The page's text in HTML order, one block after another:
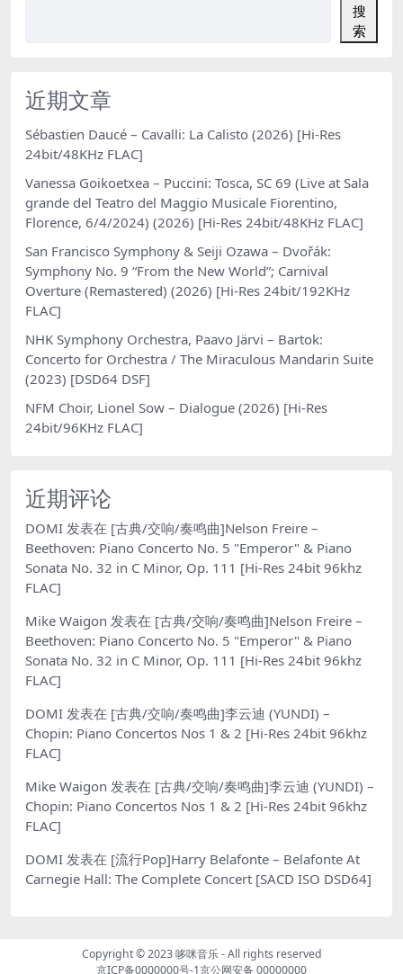
搜
索
近期文章
Sébastien Daucé – Cavalli: La Calisto (2026) [Hi-Res
24bit/48KHz FLAC]
Vanessa Goikoetxea – Puccini: Tosca, SC 69 (Live at Sala
grande del Teatro del Maggio Musicale Fiorentino,
Florence, 6/4/2024) (2026) [Hi-Res 24bit/48KHz FLAC]
San Francisco Symphony & Seiji Ozawa – Dvořák:
Symphony No. 9 “From the New World”; Carnival
Overture (Remastered) (2026) [Hi-Res 24bit/192KHz
FLAC]
NHK Symphony Orchestra, Paavo Järvi – Bartok:
Concerto for Orchestra / The Miraculous Mandarin Suite
(2023) [DSD64 DSF]
NFM Choir, Lionel Sow – Dialogue (2026) [Hi-Res
24bit/96KHz FLAC]
近期评论
DOMI 发表在 [古典/交响/奏鸣曲]Nelson Freire –
Beethoven: Piano Concerto No. 5 "Emperor" & Piano
Sonata No. 32 in C Minor, Op. 111 [Hi-Res 24bit 96khz
FLAC]
Mike Waigon 发表在 [古典/交响/奏鸣曲]Nelson Freire –
Beethoven: Piano Concerto No. 5 "Emperor" & Piano
Sonata No. 32 in C Minor, Op. 111 [Hi-Res 24bit 96khz
FLAC]
DOMI 发表在 [古典/交响/奏鸣曲]李云迪 (YUNDI) –
Chopin: Piano Concertos Nos 1 & 2 [Hi-Res 24bit 96khz
FLAC]
Mike Waigon 发表在 [古典/交响/奏鸣曲]李云迪 (YUNDI) –
Chopin: Piano Concertos Nos 1 & 2 [Hi-Res 24bit 96khz
FLAC]
DOMI 发表在 [流行Pop]Harry Belafonte – Belafonte At
Carnegie Hall: The Complete Concert [SACD ISO DSD64]
Copyright © 2023哆咪音乐- All rights reserved
京ICP备0000000号-1京公网安备 00000000